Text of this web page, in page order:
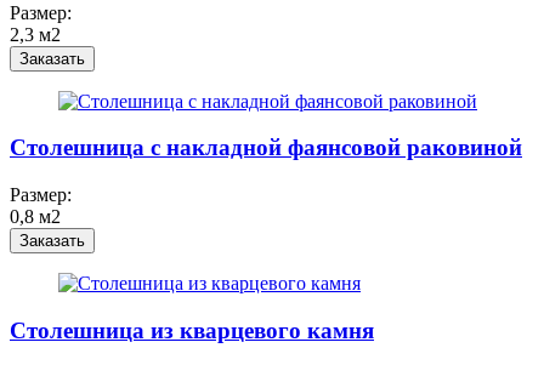
Размер:
2,3 м2
Заказать
Столешница с накладной фаянсовой раковиной
Размер:
0,8 м2
Заказать
Столешница из кварцевого камня